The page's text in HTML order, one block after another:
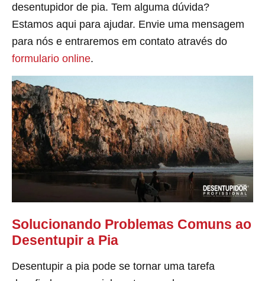
desentupidor de pia. Tem alguma dúvida?
Estamos aqui para ajudar. Envie uma mensagem
para nós e entraremos em contato através do
formulario online.
Solucionando Problemas Comuns ao
Desentupir a Pia
Desentupir a pia pode se tornar uma tarefa